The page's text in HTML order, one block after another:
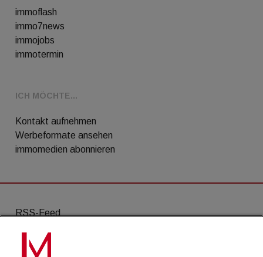
immoflash
immo7news
immojobs
immotermin
ICH MÖCHTE...
Kontakt aufnehmen
Werbeformate ansehen
immomedien abonnieren
RSS-Feed
AGB